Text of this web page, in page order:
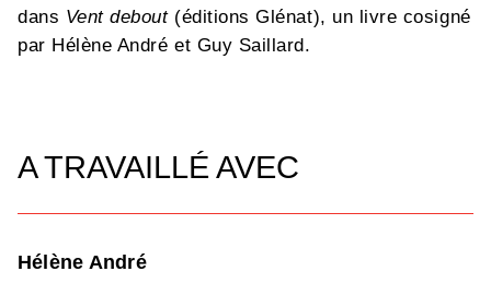
dans Vent debout(éditions Glénat), un livre cosigné
par Hélène André et Guy Saillard.
A TRAVAILLÉ AVEC
Hélène André